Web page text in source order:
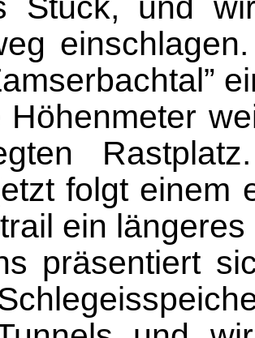
Stück, und
Höhenmeter
folgt einem
ein
präsentiert